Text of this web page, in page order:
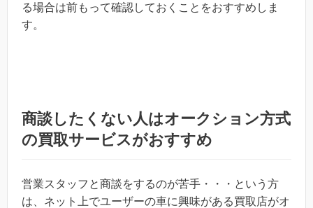
る場合は前もって確認しておくことをおすすめしま
す。
商談したくない人はオークション方式
の買取サービスがおすすめ
営業スタッフと商談をするのが苦手・・・という方
は、ネット上でユーザーの車に興味がある買取店がオ